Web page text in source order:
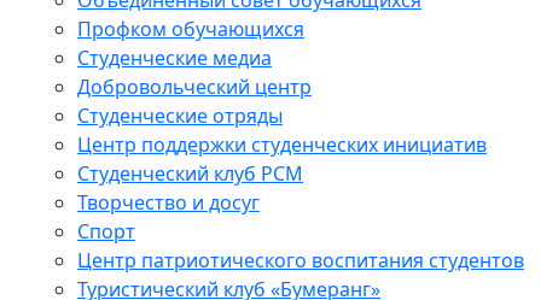
Профком обучающихся
Студенческие медиа
Добровольческий центр
Студенческие отряды
Центр поддержки студенческих инициатив
Студенческий клуб РСМ
Творчество и досуг
Спорт
Центр патриотического воспитания студентов
Туристический клуб «Бумеранг»